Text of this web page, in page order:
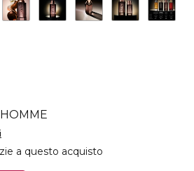
a questo acquisto